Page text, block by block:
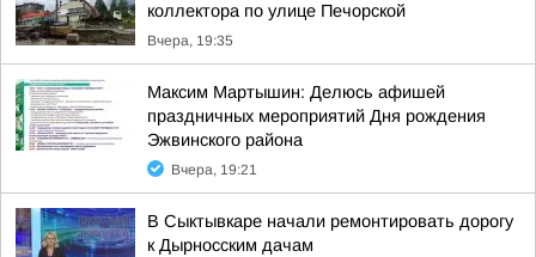
коллектора по улице Печорской
Вчера, 19:35
Максим Мартышин: Делюсь афишей
праздничных мероприятий Дня рождения
Эжвинского района
Вчера, 19:21
В Сыктывкаре начали ремонтировать дорогу
к Дырносским дачам